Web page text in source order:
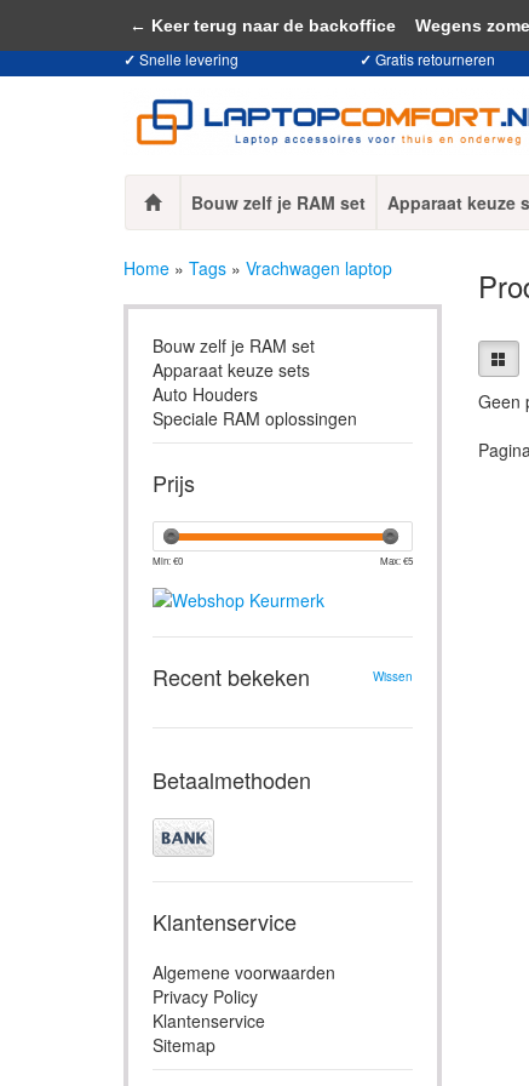
✓ Snelle levering ✓ Gratis retourneren
Bouw zelf je RAM set Apparaat keuze
Home » Tags » Vrachwagen laptop
Bouw zelf je RAM set
Apparaat keuze sets
Auto Houders
Speciale RAM oplossingen
Prijs
Min: €0 Max: €5
Recent bekeken Wissen
Betaalmethoden
Klantenservice
Algemene voorwaarden
Privacy Policy
Klantenservice
Sitemap
Geen
Door het gebruiken van onze
← Keer terug naar de backoffice Wegens